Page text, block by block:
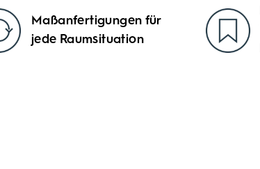
Maßanfertigungen für
jede Raumsituation